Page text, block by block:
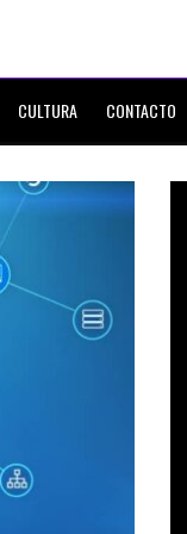
CULTURA CONTACTO